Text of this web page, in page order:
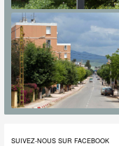
SUIVEZ-NOUS SUR FACEBOOK